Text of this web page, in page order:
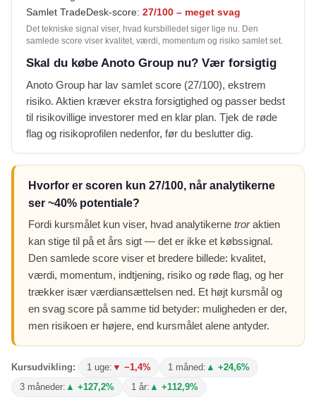
Samlet TradeDesk-score: 27/100 – meget svag
Det tekniske signal viser, hvad kursbilledet siger lige nu. Den
samlede score viser kvalitet, værdi, momentum og risiko samlet set.
Skal du købe Anoto Group nu? Vær forsigtig
Anoto Group har lav samlet score (27/100), ekstrem
risiko. Aktien kræver ekstra forsigtighed og passer bedst
til risikovillige investorer med en klar plan. Tjek de røde
flag og risikoprofilen nedenfor, før du beslutter dig.
Hvorfor er scoren kun 27/100, når analytikerne
ser ~40% potentiale?
Fordi kursmålet kun viser, hvad analytikerne troraktien
kan stige til på et års sigt — det er ikke et købssignal.
Den samlede score viser et bredere billede: kvalitet,
værdi, momentum, indtjening, risiko og røde flag, og her
trækker især værdiansættelsen ned. Et højt kursmål og
en svag score på samme tid betyder: muligheden er der,
men risikoen er højere, end kursmålet alene antyder.
Kursudvikling: 1 uge: ▼ −1,4% 1 måned: ▲ +24,6%
3 måneder: ▲ +127,2% 1 år: ▲ +112,9%